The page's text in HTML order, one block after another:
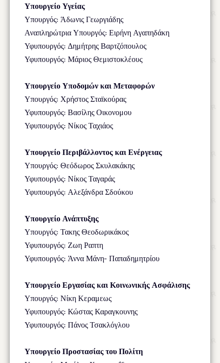
Υπουργείο Υγείας
Υπουργός: Άδωνις Γεωργιάδης
Αναπληρώτρια Υπουργός: Ειρήνη Αγαπηδάκη
Υφυπουργός: Δημήτρης Βαρτζόπουλος
Υφυπουργός: Μάριος Θεμιστοκλέους
Υπουργείο Υποδομών και Μεταφορών
Υπουργός: Χρήστος Σταϊκούρας
Υφυπουργός: Βασίλης Οικονομου
Υφυπουργός: Νίκος Ταχιάος
Υπουργείο Περιβάλλοντος και Ενέργειας
Υπουργός: Θεόδωρος Σκυλακάκης
Υφυπουργός: Νίκος Ταγαράς
Υφυπουργός: Αλεξάνδρα Σδούκου
Υπουργείο Ανάπτυξης
Υπουργός: Τακης Θεοδωρικάκος
Υφυπουργός: Ζωη Ραπτη
Υφυπουργός: Άννα Μάνη- Παπαδημητρίου
Υπουργείο Εργασίας και Κοινωνικής Ασφάλισης
Υπουργός: Νίκη Κεραμεως
Υφυπουργός: Κώστας Καραγκουνης
Υφυπουργός: Πάνος Τσακλόγλου
Υπουργείο Προστασίας του Πολίτη